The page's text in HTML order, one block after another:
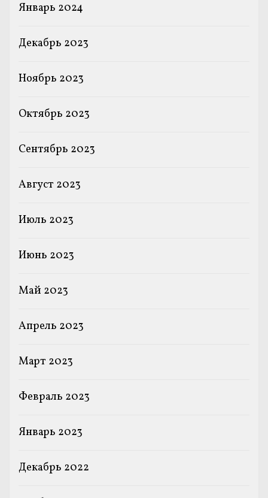
Январь 2024
Декабрь 2023
Ноябрь 2023
Октябрь 2023
Сентябрь 2023
Август 2023
Июль 2023
Июнь 2023
Май 2023
Апрель 2023
Март 2023
Февраль 2023
Январь 2023
Декабрь 2022